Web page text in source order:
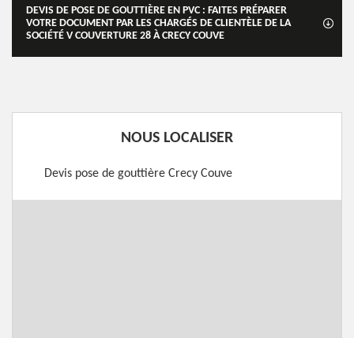
DEVIS DE POSE DE GOUTTIÈRE EN PVC : FAITES PRÉPARER
VOTRE DOCUMENT PAR LES CHARGÉS DE CLIENTÈLE DE LA
SOCIÉTÉ V COUVERTURE 28 À CRECY COUVE
NOUS LOCALISER
Devis pose de gouttière Crecy Couve